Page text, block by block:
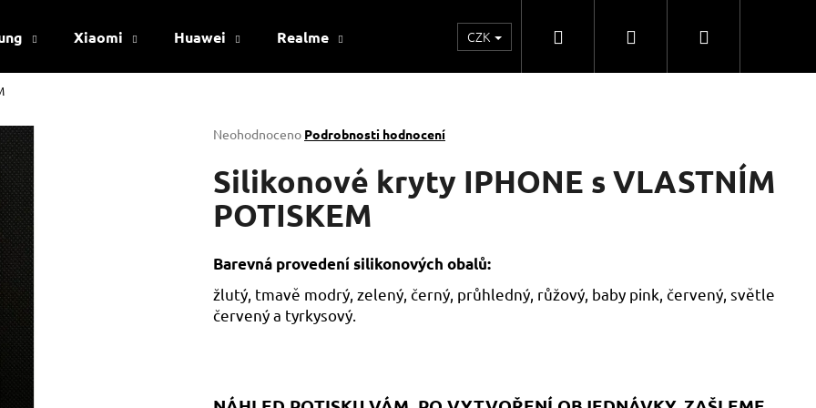
Xiaomi Huawei Realme Kontakty Obchodní spolupráce
CZK Hledat PřihlášeníNákupní
Průměrné
produktu
je
0,0
hvězdiček.
Neohodnoceno Podrobnosti hodnocení
Silikonové kryty IPHONE s VLASTNÍM
POTISKEM
Barevná provedení silikonových obalů:
žlutý, tmavě modrý, zelený, černý, průhledný, růžový, baby pink, červený, světle
červený a tyrkysový.
HLEDAT